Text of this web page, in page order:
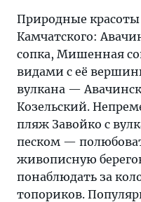
Природные
Камчатского:
сопка, Мишенная
видами с её
вулкана —
Козельский.
пляж Завойко с
песком —
живописную
понаблюдать за
топориков.